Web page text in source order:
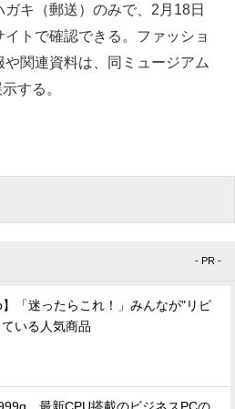
キ（郵送）のみで、2月18日
トで確認できる。ファッショ
関連資料は、同ミュージアム
する。
- PR -
】「迷ったらこれ！」みんなが"リピ
いる人気商品